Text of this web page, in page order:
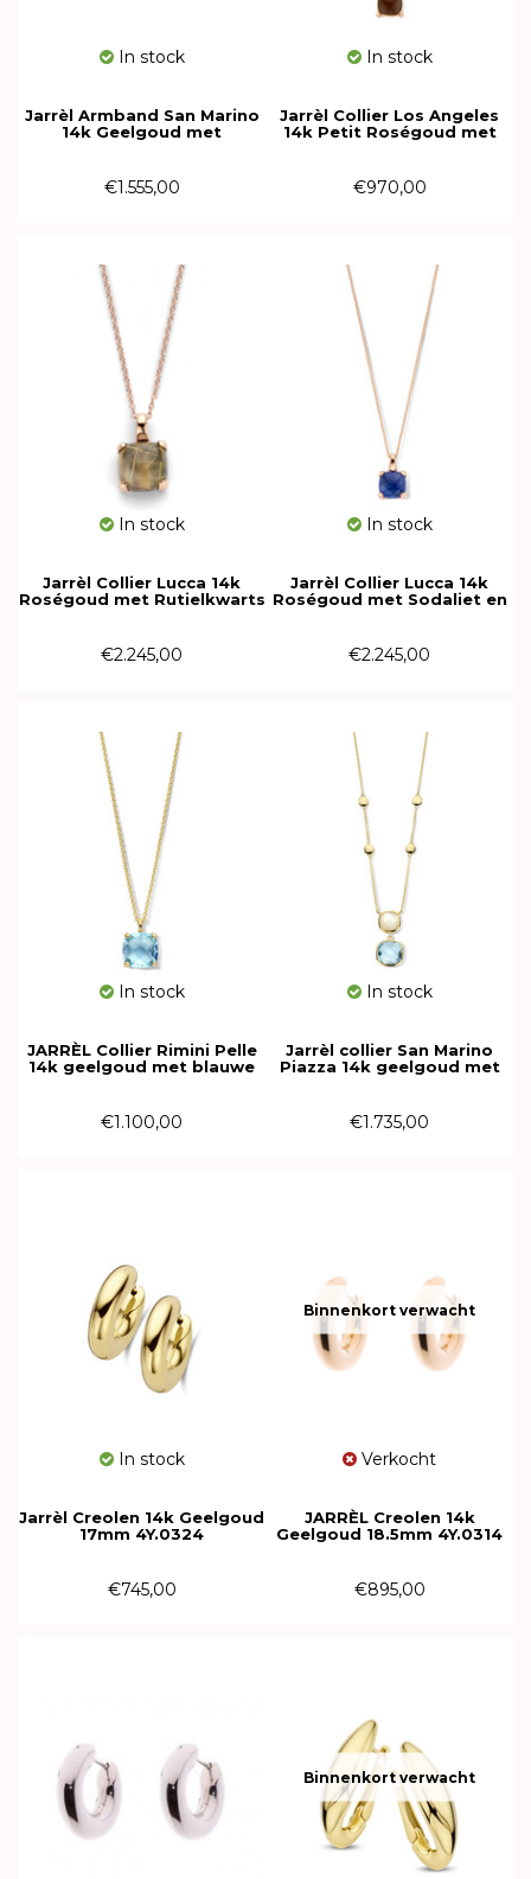
In stock
Jarrèl Armband San Marino
14k Geelgoud met
€1.555,00
In stock
Jarrèl Collier Los Angeles
14k Petit Roségoud met
€970,00
In stock
Jarrèl Collier Lucca 14k
Roségoud met Rutielkwarts
€2.245,00
In stock
Jarrèl Collier Lucca 14k
Roségoud met Sodaliet en
€2.245,00
In stock
JARRÈL Collier Rimini Pelle
14k geelgoud met blauwe
€1.100,00
In stock
Jarrèl collier San Marino
Piazza 14k geelgoud met
€1.735,00
In stock
Jarrèl Creolen 14k Geelgoud
17mm 4Y.0324
€745,00
Binnenkort verwacht
Verkocht
JARRÈL Creolen 14k
Geelgoud 18.5mm 4Y.0314
€895,00
Binnenkort verwacht